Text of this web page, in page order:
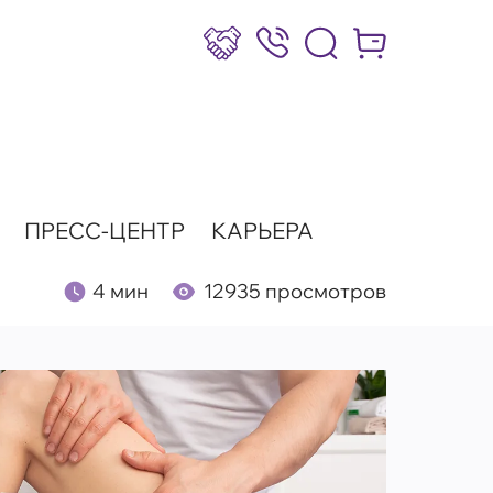
Сотрудничество
8 (800) 777-17-39
Интернет-
ПРЕСС-ЦЕНТР КАРЬЕРА
4 мин 12935 просмотров